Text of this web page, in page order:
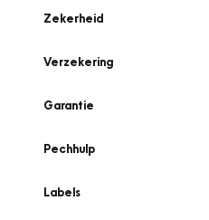
Zekerheid
Verzekering
Garantie
Pechhulp
Labels